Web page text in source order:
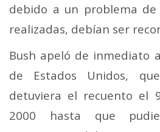
debido a un problema
realizadas, debían ser
Bush apeló de inmediato
de Estados Unidos,
detuviera el recuento el
2000 hasta que